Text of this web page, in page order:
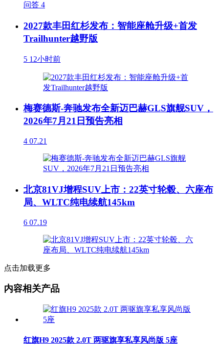
问答 4
2027款丰田红杉发布：智能座舱升级+首发
Trailhunter越野版
5 12小时前
梅赛德斯-奔驰发布全新迈巴赫GLS旗舰SUV，
2026年7月21日预告亮相
4 07.21
北京81VJ增程SUV上市：22英寸轮毂、六座布
局、WLTC纯电续航145km
6 07.19
点击加载更多
内容相关产品
红旗H9 2025款 2.0T 两驱旗享私享风尚版 5座